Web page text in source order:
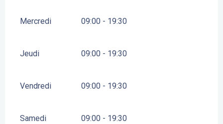
Mercredi 09:00 - 19:30
Jeudi 09:00 - 19:30
Vendredi 09:00 - 19:30
Samedi 09:00 - 19:30